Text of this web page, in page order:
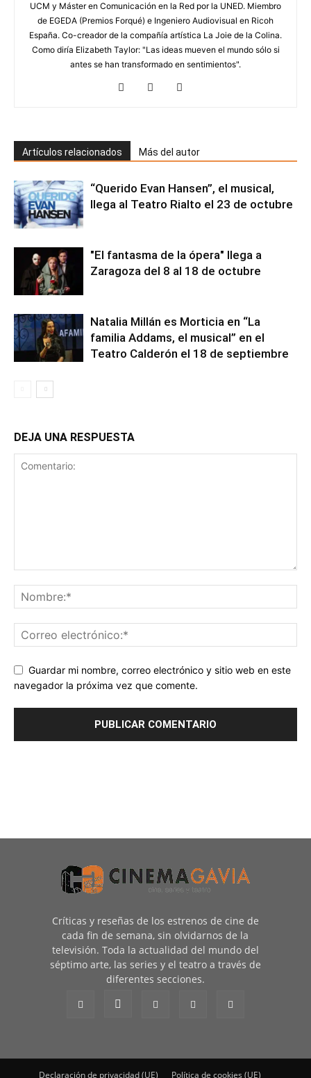
UCM y Máster en Comunicación en la Red por la UNED. Miembro
de EGEDA (Premios Forqué) e Ingeniero Audiovisual en Ricoh
España. Co-creador de la compañía artística La Joie de la Colina.
Como diría Elizabeth Taylor: "Las ideas mueven el mundo sólo si
antes se han transformado en sentimientos".
Artículos relacionados Más del autor
“Querido Evan Hansen”, el musical,
llega al Teatro Rialto el 23 de octubre
"El fantasma de la ópera" llega a
Zaragoza del 8 al 18 de octubre
Natalia Millán es Morticia en “La
familia Addams, el musical” en el
Teatro Calderón el 18 de septiembre
DEJA UNA RESPUESTA
Guardar mi nombre, correo electrónico y sitio web en este
navegador la próxima vez que comente.
Críticas y reseñas de los estrenos de cine de
cada fin de semana, sin olvidarnos de la
televisión. Toda la actualidad del mundo del
séptimo arte, las series y el teatro a través de
diferentes secciones.
Declaración de privacidad (UE) Política de cookies (UE)